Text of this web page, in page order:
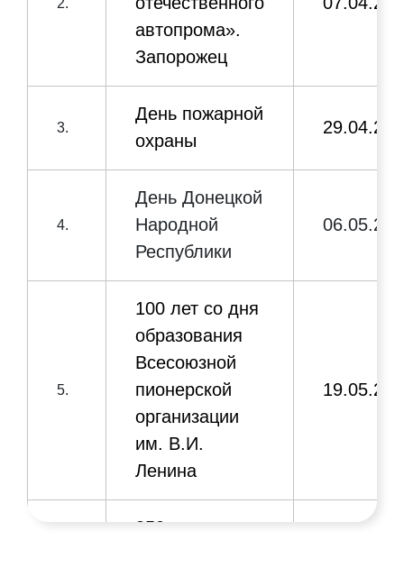
10.
Анатолий
Борисович
2.
автопрома».
Запорожец
3.
День пожарной
охраны
4.
День Донецкой
Народной
Республики
5.
100 лет со дня
образования
Всесоюзной
пионерской
организации
им. В.И.
Ленина
350 лет